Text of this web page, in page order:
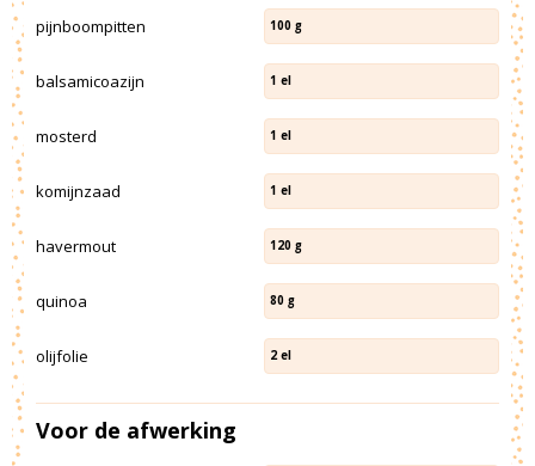
pijnboompitten 100 g
balsamicoazijn 1 el
mosterd 1 el
komijnzaad 1 el
havermout 120 g
quinoa 80 g
olijfolie 2 el
Voor de afwerking